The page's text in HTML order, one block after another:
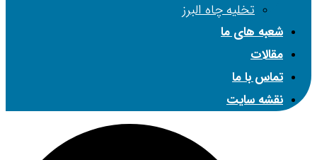
تخلیه چاه البرز
شعبه های ما
مقالات
تماس با ما
نقشه سایت